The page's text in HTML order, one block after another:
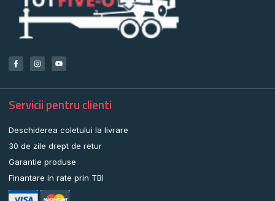
Servicii pentru clienti
Deschiderea coletului la livrare
30 de zile drept de retur
Garantie produse
Finantare in rate prin TBI